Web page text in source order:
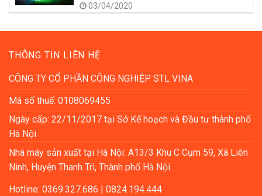
03/04/2020
THÔNG TIN LIÊN HỆ
CÔNG TY CỔ PHẦN CÔNG NGHIỆP STL VINA
Mã số thuế: 0108069455
Ngày cấp: 22/11/2017 tại Sở Kế hoạch và Đầu tư thành phố
Hà Nội
Nhà máy sản xuất tại Hà Nội: A13/3 Khu C Cụm 59, Xã Liên
Ninh, Huyện Thanh Trì, Thành phố Hà Nội.
Hotline: 0369.327.686 | 0824.194.444